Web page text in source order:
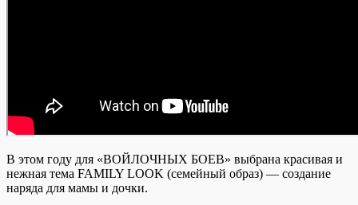
В этом году для «ВОЙЛОЧНЫХ БОЕВ» выбрана красивая и
нежная тема FAMILY LOOK (семейный образ) — создание
наряда для мамы и дочки.